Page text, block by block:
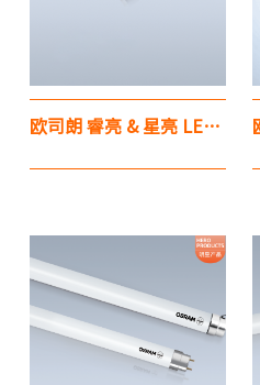
欧司朗 睿亮 & 星亮 LED T5 灯管 第十代